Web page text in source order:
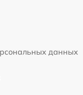
данных